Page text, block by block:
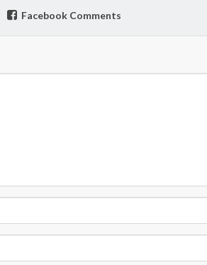
Facebook Comments